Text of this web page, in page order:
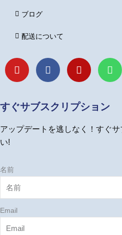
ブログ
配送について
Y
o
u
u
b
F
a
c
b
o
k
I
n
s
a
g
a
L
i
n
すぐサブスクリプション
アップデートを逃しなく！すぐ
い!
名前
Email